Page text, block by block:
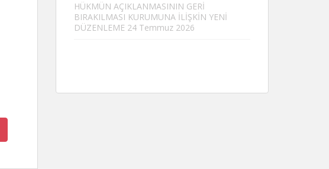
HÜKMÜN AÇIKLANMASININ GERİ
BIRAKILMASI KURUMUNA İLİŞKİN YENİ
DÜZENLEME 24 Temmuz 2026